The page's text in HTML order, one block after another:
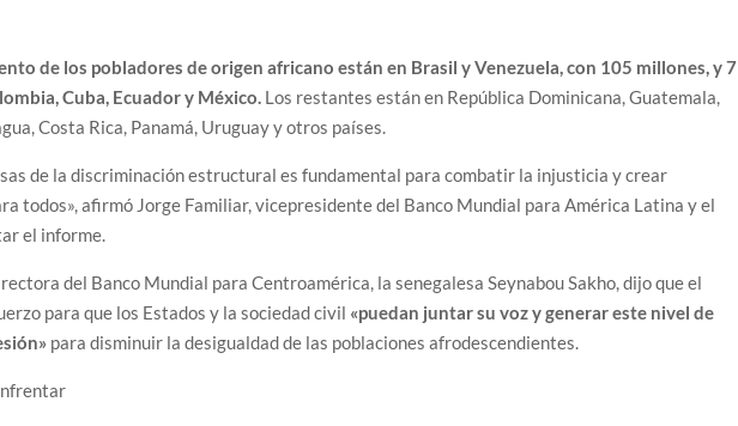
de los pobladores de origen africano están en Brasil y Venezuela, con 105 millones, y 7
Cuba, Ecuador y México. Los restantes están en República Dominicana, Guatemala,
Costa Rica, Panamá, Uruguay y otros países.
de la discriminación estructural es fundamental para combatir la injusticia y crear
todos», afirmó Jorge Familiar, vicepresidente del Banco Mundial para América Latina y el
el informe.
del Banco Mundial para Centroamérica, la senegalesa Seynabou Sakho, dijo que el
para que los Estados y la sociedad civil «puedan juntar su voz y generar este nivel de
para disminuir la desigualdad de las poblaciones afrodescendientes.